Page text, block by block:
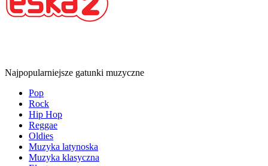
Najpopularniejsze gatunki muzyczne
Pop
Rock
Hip Hop
Reggae
Oldies
Muzyka latynoska
Muzyka klasyczna